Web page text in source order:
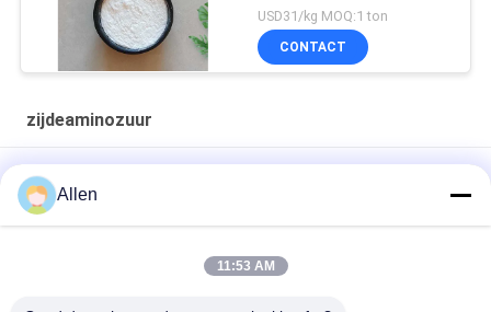
Rangzijde voor het
Gezichtsmasker van het
Haarveredelingsmiddel
USD31/kg MOQ:1 ton
CONTACT
zijdeaminozuur
Cas 96690-41-4 Gehydroliseerd Zijde Eiwit Wit Poeder
In water oplosbare zijde-aminozuurpoeder Grondstof van
Allen
11:53 AM